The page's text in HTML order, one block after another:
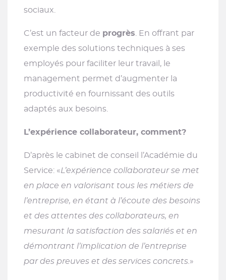
sociaux.
C’est un facteur de progrès . En offrant par
exemple des solutions techniques à ses
employés pour faciliter leur travail, le
management permet d’augmenter la
productivité en fournissant des outils
adaptés aux besoins.
L’expérience collaborateur, comment?
D’après le cabinet de conseil l’Académie du
Service: «L’expérience collaborateur se met
en place en valorisant tous les métiers de
l’entreprise, en étant à l’écoute des besoins
et des attentes des collaborateurs, en
mesurant la satisfaction des salariés et en
démontrant l’implication de l’entreprise
par des preuves et des services concrets. »